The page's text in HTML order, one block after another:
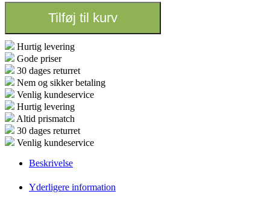
-
1200W
antal
Tilføj til kurv
Hurtig levering
Gode priser
30 dages returret
Nem og sikker betaling
Venlig kundeservice
Hurtig levering
Altid prismatch
30 dages returret
Venlig kundeservice
Beskrivelse
Yderligere information